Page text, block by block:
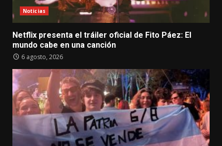
Noticias
Netflix presenta el tráiler oficial de Fito Páez: El
mundo cabe en una canción
6 agosto, 2026